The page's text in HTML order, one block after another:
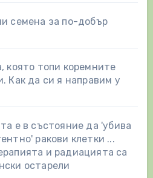
семена за по-добър
която топи коремните
Как да си я направим у
е в състояние да 'убива
ракови клетки ...
и радиацията са
остарели